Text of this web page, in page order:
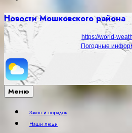
Новости Мошковского района
https://world-
Погодные
Меню
Закон и порядок
Наши люди